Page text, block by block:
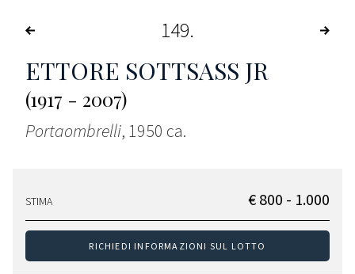
149
ETTORE SOTTSASS JR
(1917 - 2007)
Portaombrelli, 1950 ca.
STIMA € 800 - 1.000
RICHIEDI INFORMAZIONI SUL LOTTO